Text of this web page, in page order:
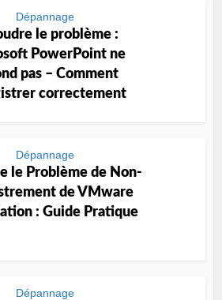
Dépannage
le problème :
PowerPoint ne
pas – Comment
correctement
Dépannage
le Problème de Non-
de VMware
: Guide Pratique
Dépannage